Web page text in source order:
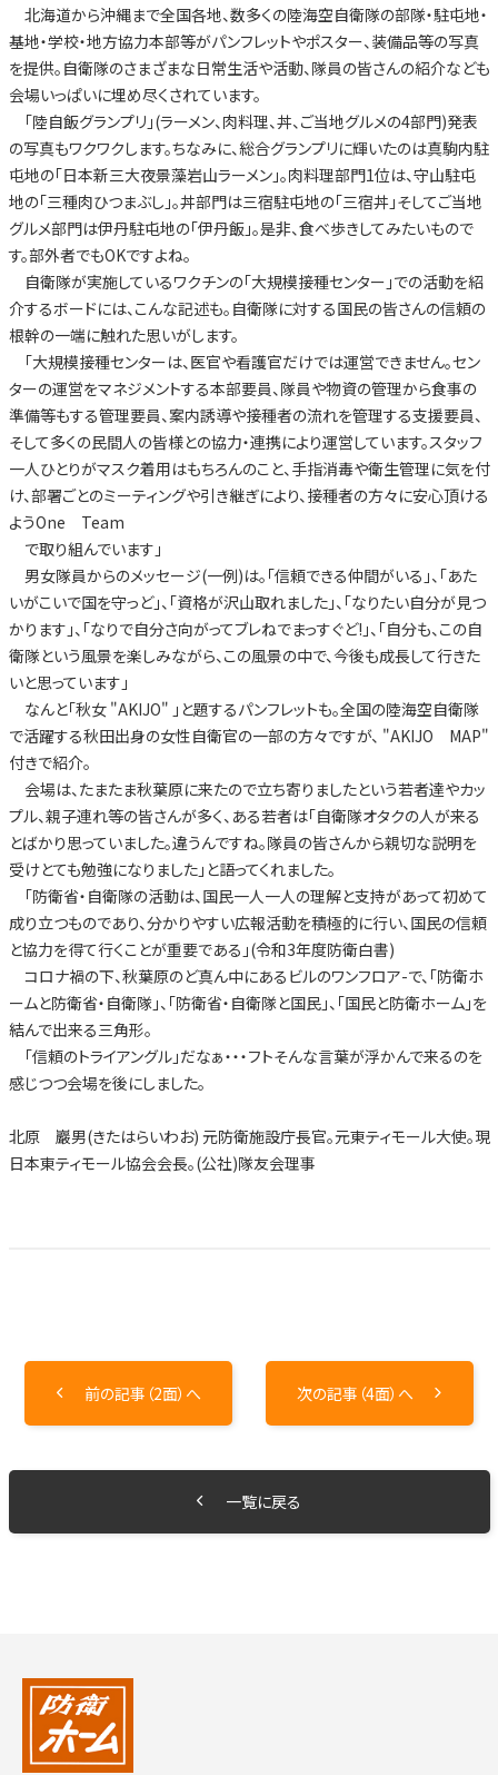
北海道から沖縄まで全国各地、数多くの陸海空自衛隊の部隊・駐屯地・
基地・学校・地方協力本部等がパンフレットやポスター、装備品等の写真
を提供。自衛隊のさまざまな日常生活や活動、隊員の皆さんの紹介なども
会場いっぱいに埋め尽くされています。
「陸自飯グランプリ」(ラーメン、肉料理、丼、ご当地グルメの4部門)発表
の写真もワクワクします。ちなみに、総合グランプリに輝いたのは真駒内駐
屯地の「日本新三大夜景藻岩山ラーメン」。肉料理部門1位は、守山駐屯
地の「三種肉ひつまぶし」。丼部門は三宿駐屯地の「三宿丼」そしてご当地
グルメ部門は伊丹駐屯地の「伊丹飯」。是非、食べ歩きしてみたいもので
す。部外者でもOKですよね。
自衛隊が実施しているワクチンの「大規模接種センター」での活動を紹
介するボードには、こんな記述も。自衛隊に対する国民の皆さんの信頼の
根幹の一端に触れた思いがします。
「大規模接種センターは、医官や看護官だけでは運営できません。セン
ターの運営をマネジメントする本部要員、隊員や物資の管理から食事の
準備等もする管理要員、案内誘導や接種者の流れを管理する支援要員、
そして多くの民間人の皆様との協力・連携により運営しています。スタッフ
一人ひとりがマスク着用はもちろんのこと、手指消毒や衛生管理に気を付
け、部署ごとのミーティングや引き継ぎにより、接種者の方々に安心頂ける
ようOne Team
で取り組んでいます」
男女隊員からのメッセージ(一例)は。「信頼できる仲間がいる」、「あた
いがこいで国を守っど」、「資格が沢山取れました」、「なりたい自分が見つ
かります」、「なりで自分さ向がってブレねでまっすぐど!」、「自分も、この自
衛隊という風景を楽しみながら、この風景の中で、今後も成長して行きた
いと思っています」
なんと「秋女 "AKIJO" 」と題するパンフレットも。全国の陸海空自衛隊
で活躍する秋田出身の女性自衛官の一部の方々ですが、 "AKIJO MAP"
付きで紹介。
会場は、たまたま秋葉原に来たので立ち寄りましたという若者達やカッ
プル、親子連れ等の皆さんが多く、ある若者は「自衛隊オタクの人が来る
とばかり思っていました。違うんですね。隊員の皆さんから親切な説明を
受けとても勉強になりました」と語ってくれました。
「防衛省・自衛隊の活動は、国民一人一人の理解と支持があって初めて
成り立つものであり、分かりやすい広報活動を積極的に行い、国民の信頼
と協力を得て行くことが重要である」(令和3年度防衛白書)
コロナ禍の下、秋葉原のど真ん中にあるビルのワンフロア-で、「防衛ホ
ームと防衛省・自衛隊」、「防衛省・自衛隊と国民」、「国民と防衛ホーム」を
結んで出来る三角形。
「信頼のトライアングル」だなぁ・・・フトそんな言葉が浮かんで来るのを
感じつつ会場を後にしました。
北原 巖男(きたはらいわお) 元防衛施設庁長官。元東ティモール大使。現
日本東ティモール協会会長。(公社)隊友会理事
前の記事（2面）へ 次の記事（4面）へ
一覧に戻る